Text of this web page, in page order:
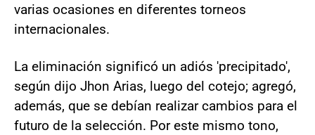
varias ocasiones en diferentes torneos
internacionales.
La eliminación significó un adiós 'precipitado',
según dijo Jhon Arias, luego del cotejo; agregó,
además, que se debían realizar cambios para el
futuro de la selección. Por este mismo tono,